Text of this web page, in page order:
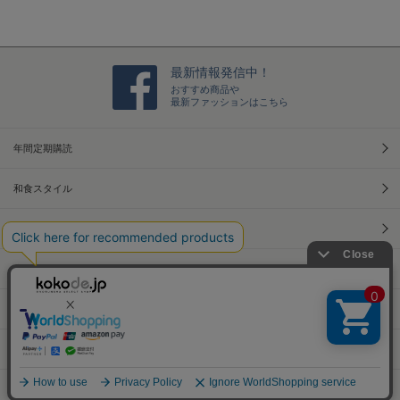
最新情報発信中！
おすすめ商品や
最新ファッションはこちら
年間定期購読
和食スタイル
本屋さんへ行こう！キャンペーン
Information
Official Site
PCサイトへ